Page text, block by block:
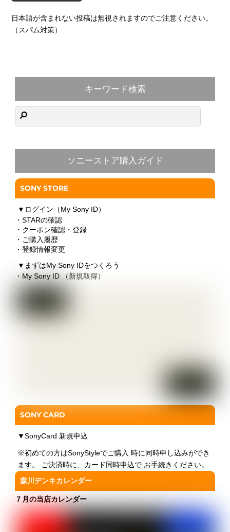
日本語が含まれない投稿は無視されますのでご注意ください。
（スパム対策）
キーワード検索
ソニーストア購入ガイド
SONY STORE
▼ ログイン（My Sony ID）
・STARの確認
・クーポン確認・登録
・ご購入履歴
・登録情報変更
▼ まずはMy Sony IDをつくろう
・My Sony ID （新規取得）
SONY CARD
▼SonyCard 新規申込
※初めての方はSonyStyleでご購入 時に同時申し込みができ
ます。 ご決済時に、カード同時申込で お手続きください。
森川デンキカレンダー
７月の当店カレンダー